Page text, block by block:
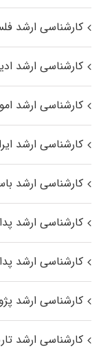
کارشناسی ارشد
کارشناسی ارشد
کارشناسی ارشد
کارشناسی ارشد
کارشناسی ارشد
کارشناسی ارشد
کارشناسی ارشد
کارشناسی ارشد
کارشناسی ارشد